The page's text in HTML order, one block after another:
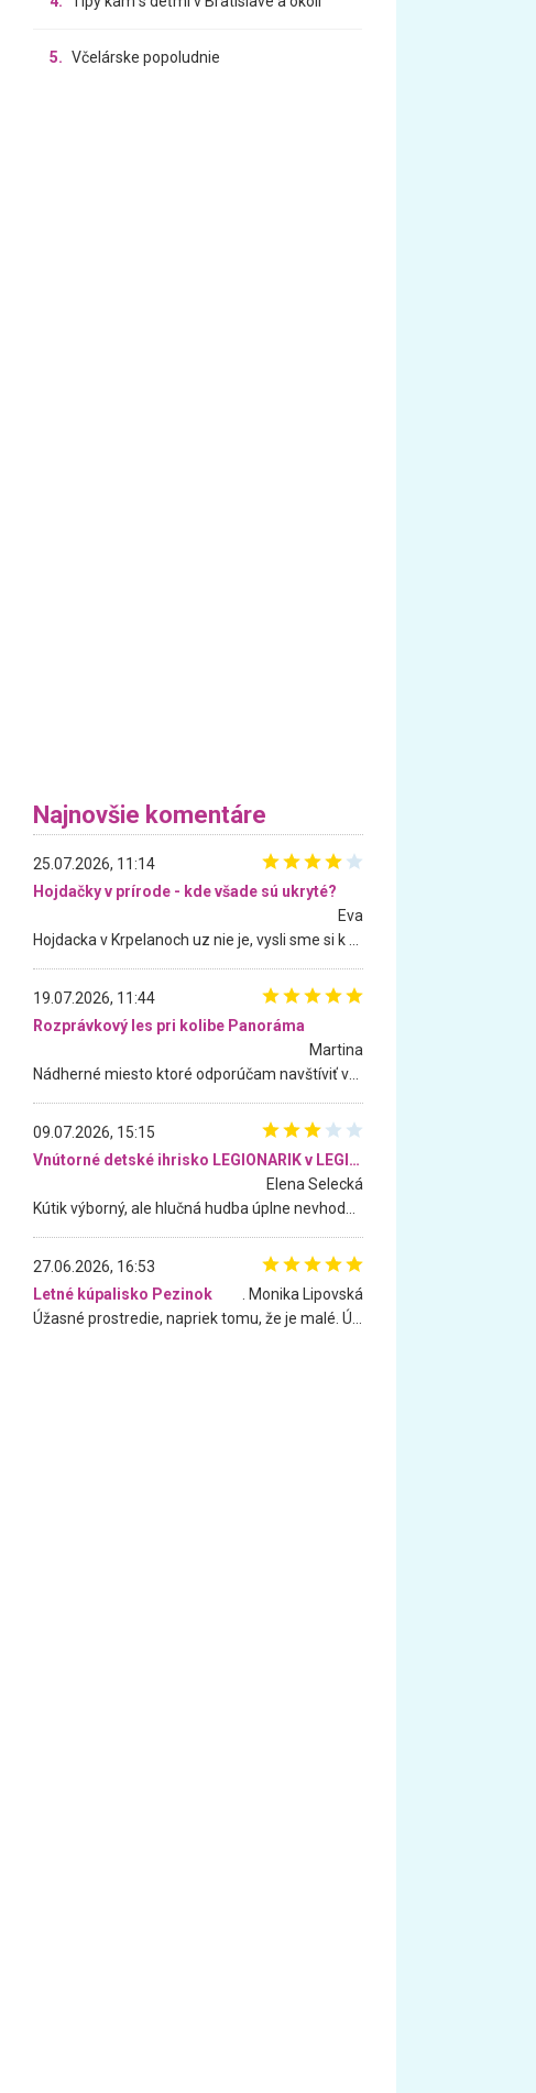
5. Včelárske popoludnie
Najnovšie komentáre
25.07.2026, 11:14
Hojdačky v prírode - kde všade sú ukryté?
Eva
19.07.2026, 11:44
Rozprávkový les pri kolibe Panoráma
Martina
09.07.2026, 15:15
Vnútorné detské ihrisko LEGIONARIK v LEGIA Fitness
Elena Selecká
27.06.2026, 16:53
Letné kúpalisko Pezinok
. Monika Lipovská